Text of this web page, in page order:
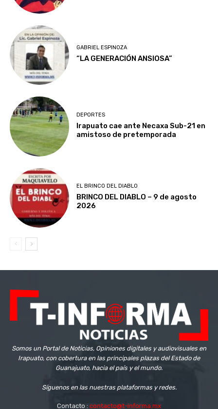
GABRIEL ESPINOZA
“LA GENERACIÓN ANSIOSA”
DEPORTES
Irapuato cae ante Necaxa Sub-21 en
amistoso de pretemporada
EL BRINCO DEL DIABLO
BRINCO DEL DIABLO – 9 de agosto
2026
Somos un Portal de Noticias, Opiniones digitales y audiovisuales en
Irapuato, con cobertura en las principales plazas del Estado de
Guanajuato, hacia el país y el mundo.
Síguenos en las nuestras plataformas y redes.
Contacto : contacto@t-informa.mx